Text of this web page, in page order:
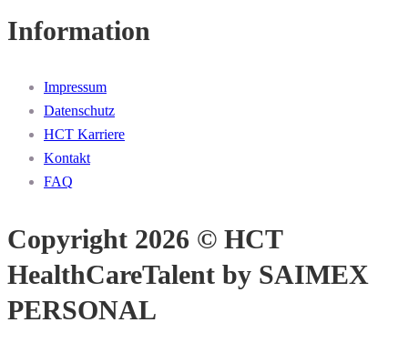
Information
Impressum
Datenschutz
HCT Karriere
Kontakt
FAQ
Copyright 2026 © HCT
HealthCareTalent by SAIMEX
PERSONAL